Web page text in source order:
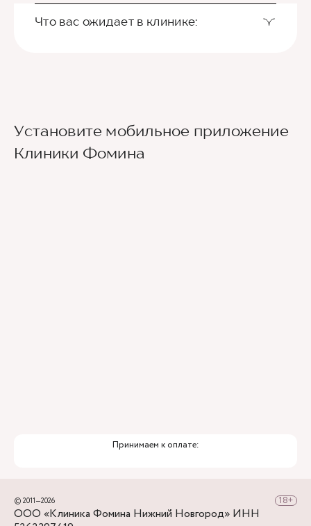
Что вас ожидает в клинике:
Ведущие врачи региона
Установите мобильное приложение
Клиники Фомина
Принимаем к оплате:
© 2011—2026
ООО «Клиника Фомина Нижний Новгород» ИНН